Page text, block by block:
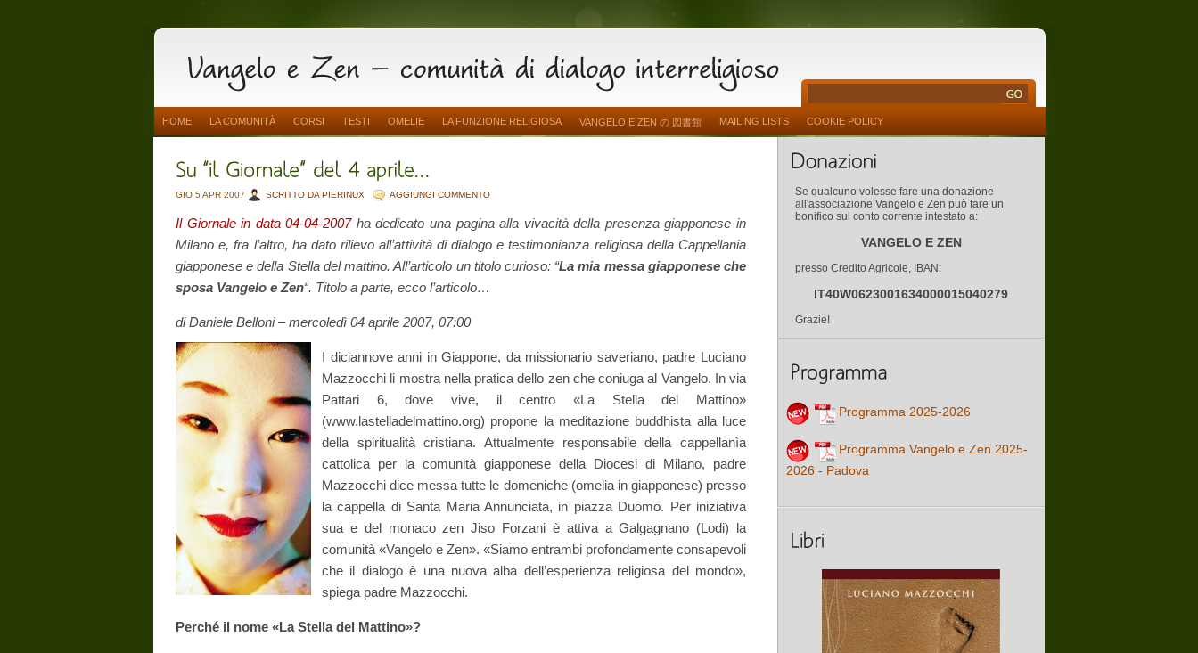
HOME LA COMUNITÀ CORSI TESTI OMELIE LA FUNZIONE RELIGIOSA VANGELO E ZEN の 図書館 MAILING LISTS COOKIE POLICY
GIO 5 APR 2007 SCRITTO DA PIERINUX AGGIUNGI COMMENTO
Il Giornale in data 04-04-2007ha dedicato una pagina alla vivacità della presenza giapponese in
Milano e, fra l’altro, ha dato rilievo all’attività di dialogo e testimonianza religiosa della Cappellania
giapponese e della Stella del mattino. All’articolo un titolo curioso: “La mia messa giapponese che
sposa Vangelo e Zen“. Titolo a parte, ecco l’articolo…
di Daniele Belloni – mercoledì 04 aprile 2007, 07:00
I diciannove anni in Giappone, da missionario saveriano, padre Luciano
Mazzocchi li mostra nella pratica dello zen che coniuga al Vangelo. In via
Pattari 6, dove vive, il centro «La Stella del Mattino»
(www.lastelladelmattino.org) propone la meditazione buddhista alla luce
della spiritualità cristiana. Attualmente responsabile della cappellanìa
cattolica per la comunità giapponese della Diocesi di Milano, padre
Mazzocchi dice messa tutte le domeniche (omelia in giapponese) presso
la cappella di Santa Maria Annunciata, in piazza Duomo. Per iniziativa
sua e del monaco zen Jiso Forzani è attiva a Galgagnano (Lodi) la
comunità «Vangelo e Zen». «Siamo entrambi profondamente consapevoli
che il dialogo è una nuova alba dell’esperienza religiosa del mondo»,
spiega padre Mazzocchi.
Perché il nome «La Stella del Mattino»?
Se qualcuno volesse fare una donazione
all'associazione Vangelo e Zen può fare un
bonifico sul conto corrente intestato a:
VANGELO E ZEN
presso Credito Agricole, IBAN:
IT40W0623001634000015040279
Grazie!
Programma 2025-2026
Programma Vangelo e Zen 2025-
2026 - Padova